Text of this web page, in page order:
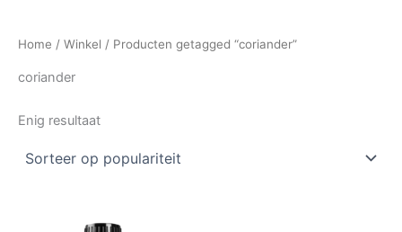
Home / Winkel / Producten getagged “coriander”
coriander
Enig resultaat